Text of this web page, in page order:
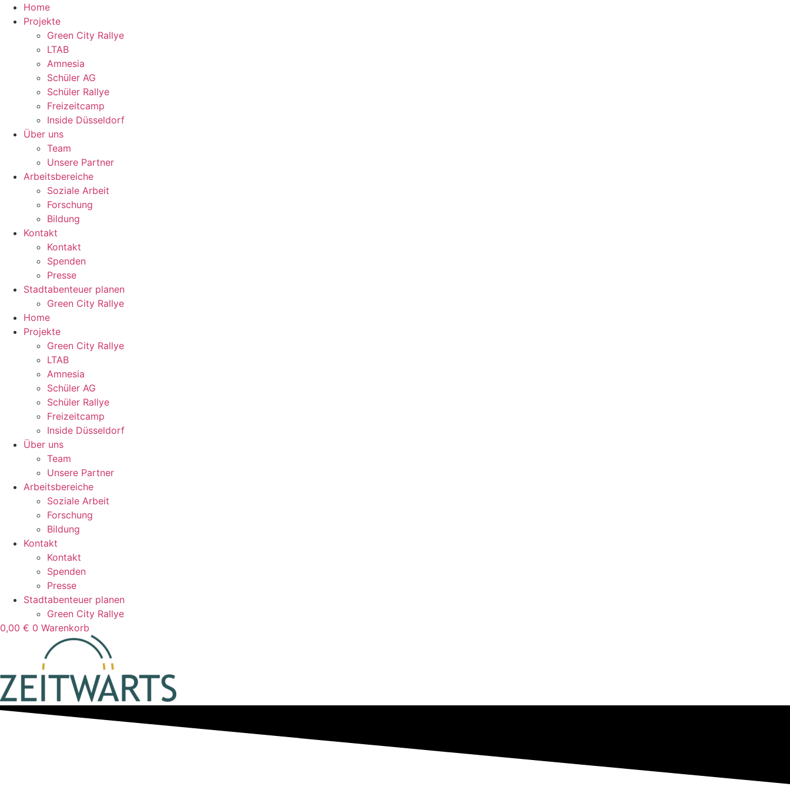
Zum
Inhalt
springen
Home
Projekte
Green City Rallye
LTAB
Amnesia
Schüler AG
Schüler Rallye
Freizeitcamp
Inside Düsseldorf
Über uns
Team
Unsere Partner
Arbeitsbereiche
Soziale Arbeit
Forschung
Bildung
Kontakt
Kontakt
Spenden
Presse
Stadtabenteuer planen
Green City Rallye
Home
Projekte
Green City Rallye
LTAB
Amnesia
Schüler AG
Schüler Rallye
Freizeitcamp
Inside Düsseldorf
Über uns
Team
Unsere Partner
Arbeitsbereiche
Soziale Arbeit
Forschung
Bildung
Kontakt
Kontakt
Spenden
Presse
Stadtabenteuer planen
Green City Rallye
0,00 € 0 Warenkorb